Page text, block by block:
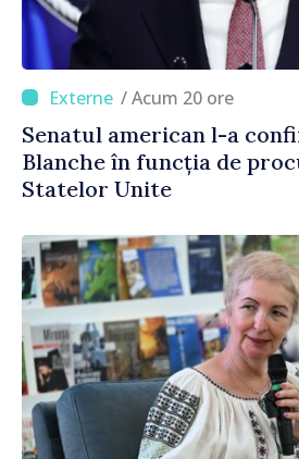
/ Acum 20 ore
Senatul american l-a
Blanche în funcția de
Statelor Unite